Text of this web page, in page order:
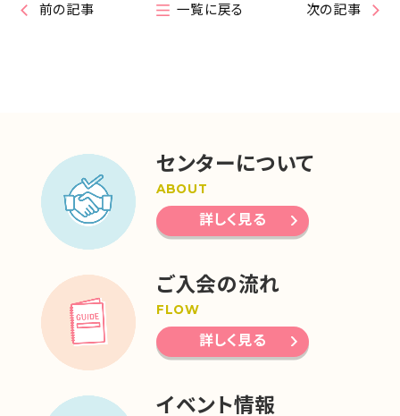
前の記事 一覧に戻る 次の記事
センターについて
ABOUT
詳しく見る
ご入会の流れ
FLOW
詳しく見る
イベント情報